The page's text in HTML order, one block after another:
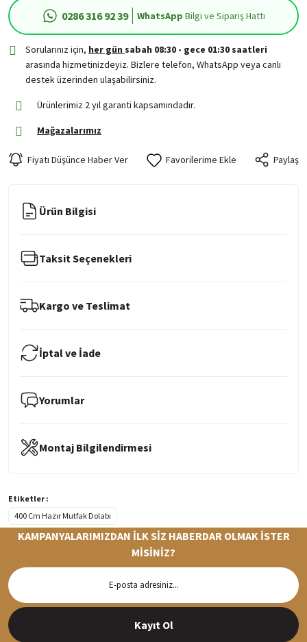
0286 316 92 39 WhatsApp Bilgi ve Sipariş Hattı
Sorularınız için, her gün sabah 08:30 - gece 01:30 saatleri
arasında hizmetinizdeyiz. Bizlere telefon, WhatsApp veya canlı
destek üzerinden ulaşabilirsiniz.
Ürünlerimiz 2 yıl garanti kapsamındadır.
Mağazalarımız
Fiyatı Düşünce Haber Ver Paylaş
Ürün Bilgisi
Taksit Seçenekleri
Kargo ve Teslimat
İptal ve İade
Yorumlar
Montaj Bilgilendirmesi
Etiketler :
400 Cm Hazır Mutfak Dolabı
Siparişleriniz en kısa sürede hazırlanarak kargoya verilir
KAMPANYALARIMIZDAN İLK SİZ HABERDAR OLMAK İSTER
MİSİNİZ?
Kayıt Ol